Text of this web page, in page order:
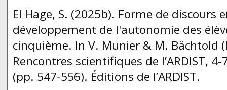
El Hage, S. (2025b). Forme de discours
développement de l'autonomie des
cinquième. In V. Munier & M. Bächtold
Rencontres scientifiques de l’ARDIST,
(pp. 547-556). Éditions de l’ARDIST.